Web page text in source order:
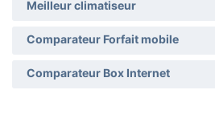
Meilleur climatiseur
Comparateur Forfait mobile
Comparateur Box Internet